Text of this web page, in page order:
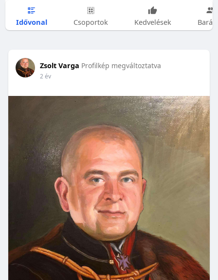
Idővonal Csoportok Kedvelések
Zsolt Varga Profilkép megváltoztatva
2 év